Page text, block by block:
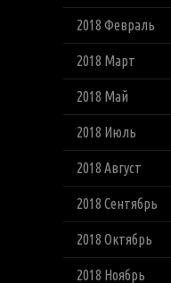
2018 Февраль
2018 Март
2018 Май
2018 Июль
2018 Август
2018 Сентябрь
2018 Октябрь
2018 Ноябрь